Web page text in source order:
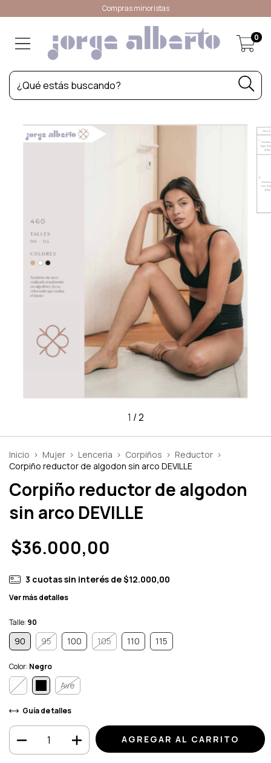
Compras minoristas
0
1 /2
Inicio > Mujer > Lenceria > Corpiños > Reductor >
Corpiño reductor de algodon sin arco DEVILLE
Corpiño reductor de algodon
sin arco DEVILLE
$36.000,00
3 cuotas sin interés de$12.000,00
Ver más detalles
Talle: 90
90 95 100 105 110 115
Color: Negro
Ave
Guía de talles